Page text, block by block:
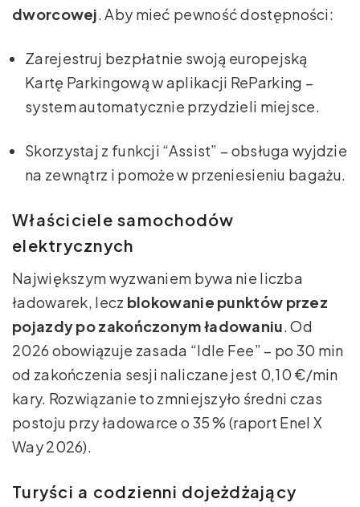
dworcowej. Aby mieć pewność dostępności:
Zarejestruj bezpłatnie swoją europejską
Kartę Parkingową w aplikacji ReParking –
system automatycznie przydzieli miejsce.
Skorzystaj z funkcji “Assist” – obsługa wyjdzie
na zewnątrz i pomoże w przeniesieniu bagażu.
Właściciele samochodów
elektrycznych
Największym wyzwaniem bywa nie liczba
ładowarek, lecz blokowanie punktów przez
pojazdy po zakończonym ładowaniu. Od
2026 obowiązuje zasada “Idle Fee” – po 30 min
od zakończenia sesji naliczane jest 0,10 €/min
kary. Rozwiązanie to zmniejszyło średni czas
postoju przy ładowarce o 35 % (raport Enel X
Way 2026).
Turyści a codzienni dojeżdżający